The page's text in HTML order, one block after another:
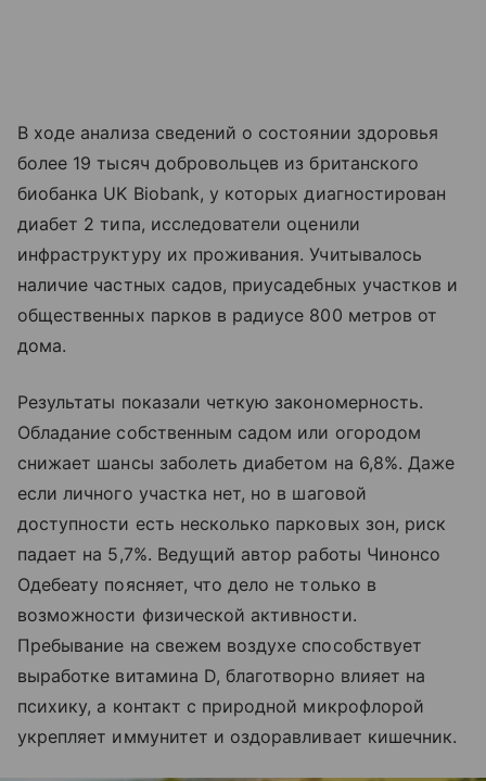
В ходе анализа сведений о состоянии здоровья
более 19 тысяч добровольцев из британского
биобанка UK Biobank, у которых диагностирован
диабет 2 типа, исследователи оценили
инфраструктуру их проживания. Учитывалось
наличие частных садов, приусадебных участков и
общественных парков в радиусе 800 метров от
дома.
Результаты показали четкую закономерность.
Обладание собственным садом или огородом
снижает шансы заболеть диабетом на 6,8%. Даже
если личного участка нет, но в шаговой
доступности есть несколько парковых зон, риск
падает на 5,7%. Ведущий автор работы Чинонсо
Одебеату поясняет, что дело не только в
возможности физической активности.
Пребывание на свежем воздухе способствует
выработке витамина D, благотворно влияет на
психику, а контакт с природной микрофлорой
укрепляет иммунитет и оздоравливает кишечник.